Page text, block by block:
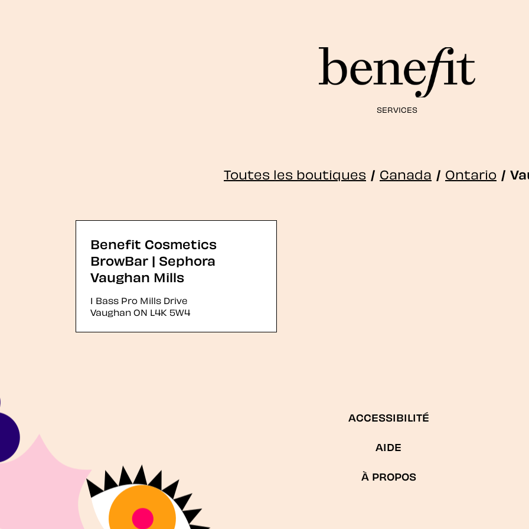
SERVICES
Toutes les boutiques / Canada / Ontario /
Benefit Cosmetics
BrowBar | Sephora
Vaughan Mills
1 Bass Pro Mills Drive
VaughanON L4K 5W4
ACCESSIBILITÉ
AIDE
À PROPOS